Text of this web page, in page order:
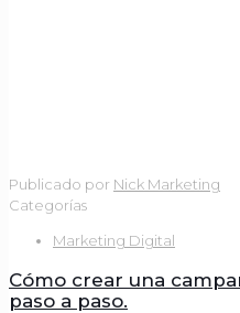
Publicado por Nick Marketing
Categorías
Marketing Digital
Cómo crear una
paso a paso.